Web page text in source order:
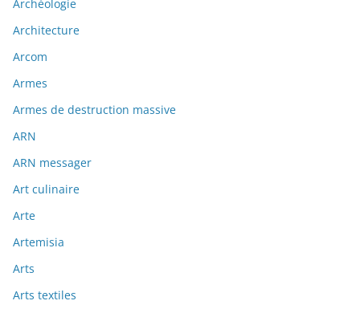
Archéologie
Architecture
Arcom
Armes
Armes de destruction massive
ARN
ARN messager
Art culinaire
Arte
Artemisia
Arts
Arts textiles